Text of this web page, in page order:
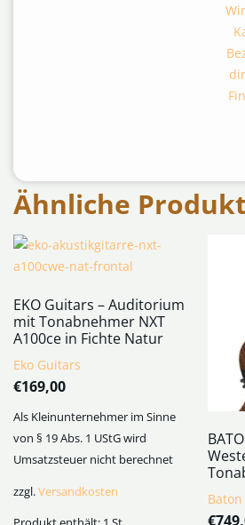
Ähnliche
EKO Guitars – Auditorium
mit Tonabnehmer NXT
A100ce in Fichte Natur
Eko Guitars
€169,00
Als Kleinunternehmer im Sinne
von § 19 Abs. 1 UStG wird
Umsatzsteuer nicht berechnet
zzgl.Versandkosten
€